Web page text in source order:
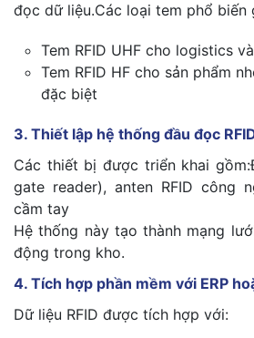
đọc dữ liệu.Các loại tem phổ biến
Tem RFID UHF cho logistics
Tem RFID HF cho sản phẩm
đặc biệt
3. Thiết lập hệ thống đầu đọc
Các thiết bị được triển khai
gate reader), anten RFID công
cầm tay
Hệ thống này tạo thành mạng
động trong kho.
4. Tích hợp phần mềm với ERP
Dữ liệu RFID được tích hợp với: